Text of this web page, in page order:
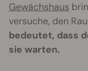
Gewächshaus
versuche, den
bedeutet, dass
sie warten.